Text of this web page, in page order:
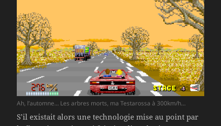
Ah, l’automne… Les arbres morts, ma Testarossa à 300km/h…
S’il existait alors une technologie mise au point par